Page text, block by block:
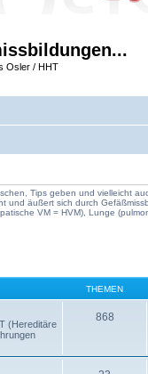
Osler / HHT
Tips geben und vielleicht
äußert sich durch
VM = HVM), Lunge
THEMEN
(Hereditäre
868